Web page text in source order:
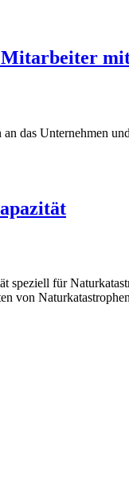
Mitarbeiter
das Unternehmen
für
von